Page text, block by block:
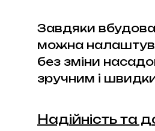
Завдяки
можна
без зміни
зручним і
Надійність та